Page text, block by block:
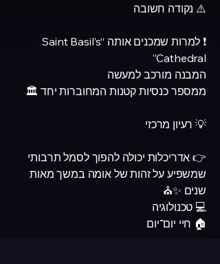
⚠️ נקודה חשובה
❗ למרות שמכנים אותה “Saint Basil’s
Cathedral”
המבנה מורכב למעשה
ממספר כנסיות קטנות המחוברות יחד 🏛️
💡 רעיון מרכזי
👉 אדריכלות יכולה להפוך לסמל תרבותי
שמשפיע על זהות של אומה במשך מאות
שנים ✨⛪
💻 טכנולוגיה
🏠 חיי יום־יום